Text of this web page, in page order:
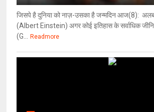
जिसपे है दुनिया को नाज़-उसका है जन्मदिन आज(8):
(Albert Einstein) अगर कोई इतिहास के सर्वाधिक
(G...
Readmore